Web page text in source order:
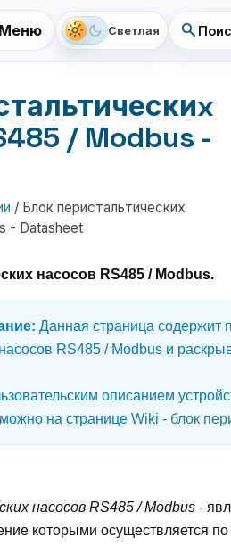
Меню light_mode dark_mode Светлая search
/ Modbus -
/ Блок перистальтическиx
- Datasheet
насосов RS485 / Modbus.
Данная страница содержит
RS485 / Modbus и
описанием
можно на странице Wiki - блок
насосов RS485 / Modbus -
которыми осуществляется